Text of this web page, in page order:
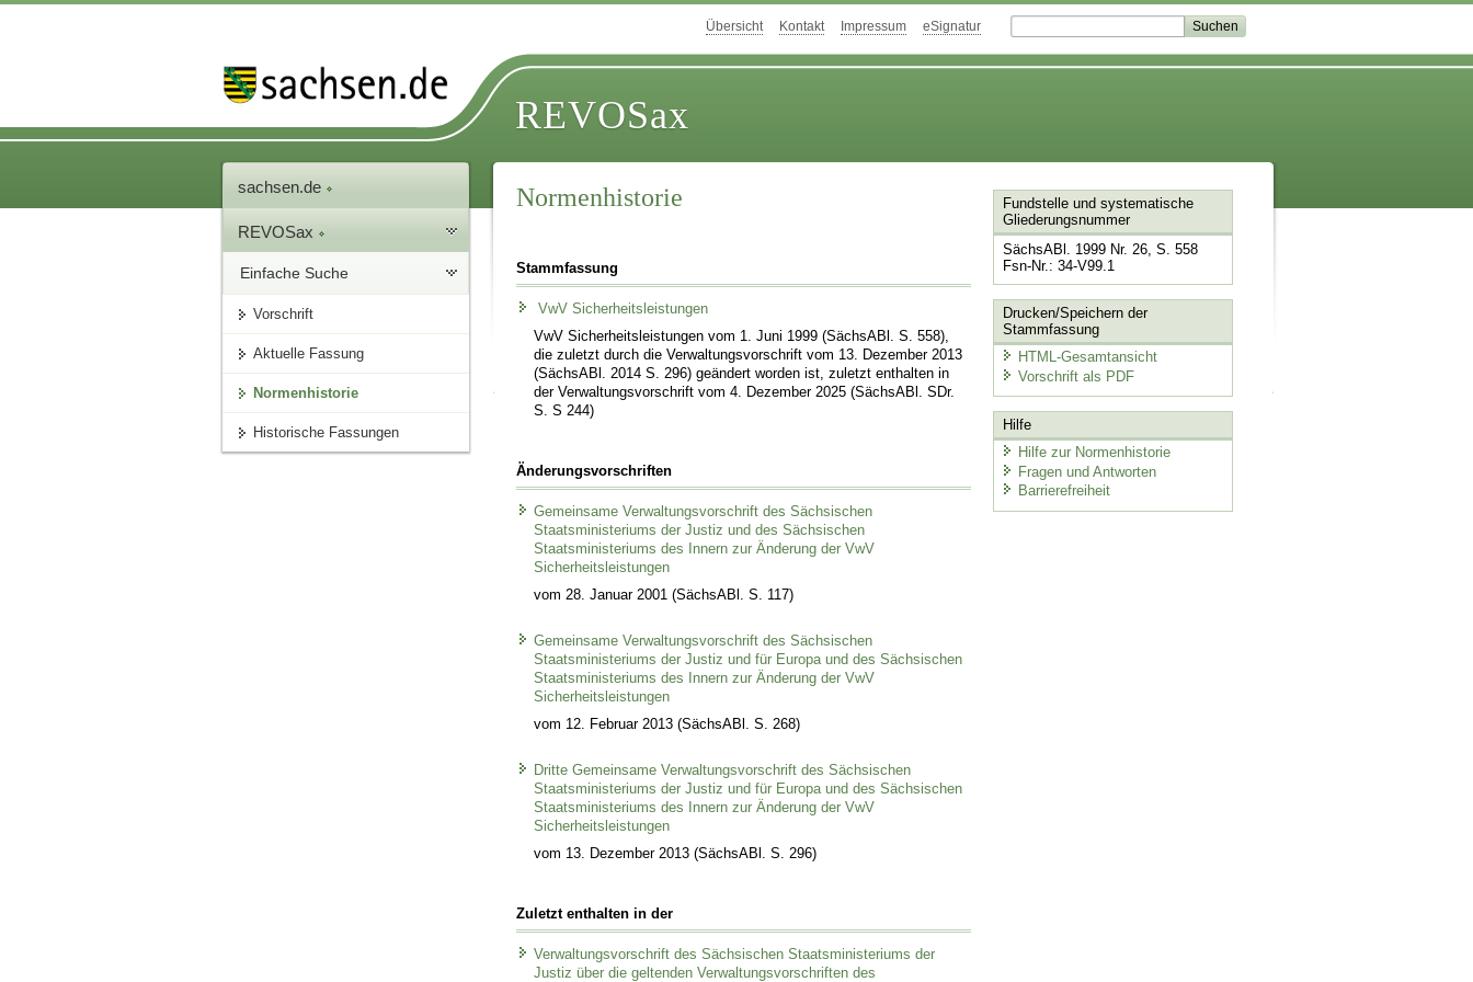
Übersicht Kontakt Impressum eSignatur
REVOSax
sachsen.de
REVOSax
Einfache Suche
Vorschrift
Aktuelle Fassung
Normenhistorie
Historische Fassungen
Normenhistorie
Stammfassung
VwV Sicherheitsleistungen
VwV Sicherheitsleistungen vom 1. Juni 1999 (SächsABl. S. 558),
die zuletzt durch die Verwaltungsvorschrift vom 13. Dezember 2013
(SächsABl. 2014 S. 296) geändert worden ist, zuletzt enthalten in
der Verwaltungsvorschrift vom 4. Dezember 2025 (SächsABl. SDr.
S. S 244)
Änderungsvorschriften
Gemeinsame Verwaltungsvorschrift des Sächsischen
Staatsministeriums der Justiz und des Sächsischen
Staatsministeriums des Innern zur Änderung der VwV
Sicherheitsleistungen
vom 28. Januar 2001 (SächsABl. S. 117)
Gemeinsame Verwaltungsvorschrift des Sächsischen
Staatsministeriums der Justiz und für Europa und des Sächsischen
Staatsministeriums des Innern zur Änderung der VwV
Sicherheitsleistungen
vom 12. Februar 2013 (SächsABl. S. 268)
Dritte Gemeinsame Verwaltungsvorschrift des Sächsischen
Staatsministeriums der Justiz und für Europa und des Sächsischen
Staatsministeriums des Innern zur Änderung der VwV
Sicherheitsleistungen
vom 13. Dezember 2013 (SächsABl. S. 296)
Zuletzt enthalten in der
Verwaltungsvorschrift des Sächsischen Staatsministeriums der
Justiz über die geltenden Verwaltungsvorschriften des
Fundstelle und systematische
Gliederungsnummer
SächsABl. 1999 Nr. 26, S. 558
Fsn-Nr.: 34-V99.1
Drucken/Speichern der
Stammfassung
HTML-Gesamtansicht
Vorschrift als PDF
Hilfe
Hilfe zur Normenhistorie
Fragen und Antworten
Barrierefreiheit